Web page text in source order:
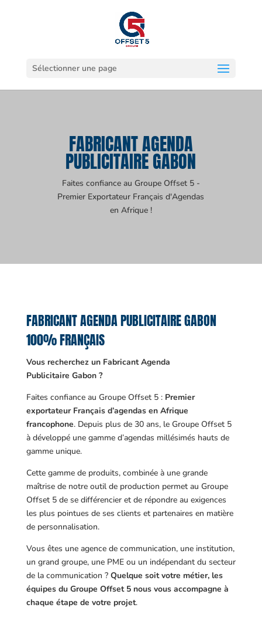
Sélectionner une page
FABRICANT AGENDA
PUBLICITAIRE GABON
Faites confiance au Groupe Offset 5 -
Premier Exportateur Français d'Agendas
en Afrique !
FABRICANT AGENDA PUBLICITAIRE GABON
100% FRANÇAIS
Vous recherchez un Fabricant Agenda
Publicitaire Gabon ?
Faites confiance au Groupe Offset 5 : Premier
exportateur Français d’agendas en Afrique
francophone. Depuis plus de 30 ans, le Groupe Offset 5
à développé une gamme d’agendas millésimés hauts de
gamme unique.
Cette gamme de produits, combinée à une grande
maîtrise de notre outil de production permet au Groupe
Offset 5 de se différencier et de répondre au exigences
les plus pointues de ses clients et partenaires en matière
de personnalisation.
Vous êtes une agence de communication, une institution,
un grand groupe, une PME ou un indépendant du secteur
de la communication ? Quelque soit votre métier, les
équipes du Groupe Offset 5 nous vous accompagne à
chaque étape de votre projet.